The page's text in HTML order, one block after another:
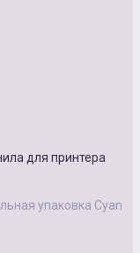
для принтера
упаковка Cyan